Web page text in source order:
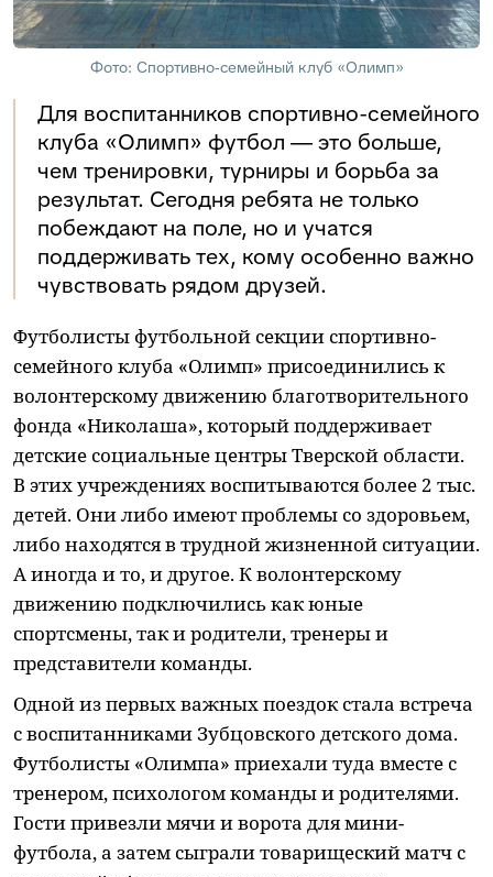
Фото: Спортивно‑семейный клуб «Олимп»
Для воспитанников спортивно-семейного
клуба «Олимп» футбол — это больше,
чем тренировки, турниры и борьба за
результат. Сегодня ребята не только
побеждают на поле, но и учатся
поддерживать тех, кому особенно важно
чувствовать рядом друзей.
Футболисты футбольной секции спортивно-
семейного клуба «Олимп» присоединились к
волонтерскому движению благотворительного
фонда «Николаша», который поддерживает
детские социальные центры Тверской области.
В этих учреждениях воспитываются более 2 тыс.
детей. Они либо имеют проблемы со здоровьем,
либо находятся в трудной жизненной ситуации.
А иногда и то, и другое. К волонтерскому
движению подключились как юные
спортсмены, так и родители, тренеры и
представители команды.
Одной из первых важных поездок стала встреча
с воспитанниками Зубцовского детского дома.
Футболисты «Олимпа» приехали туда вместе с
тренером, психологом команды и родителями.
Гости привезли мячи и ворота для мини-
футбола, а затем сыграли товарищеский матч с